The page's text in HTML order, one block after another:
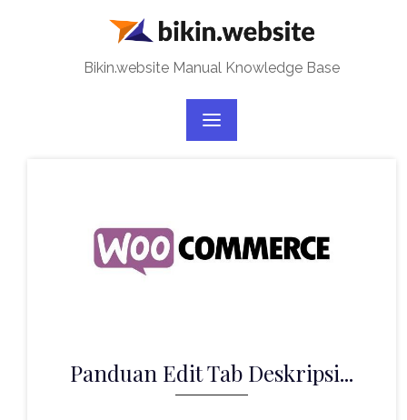
Bikin.website Manual Knowledge Base
Panduan Edit Tab Deskripsi...